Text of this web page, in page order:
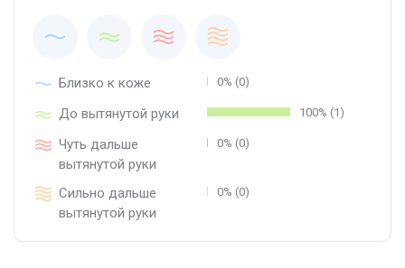
Близко к коже 0% (0)
До вытянутой руки 100% (1)
Чуть дальше
вытянутой руки
0% (0)
Сильно дальше
вытянутой руки
0% (0)